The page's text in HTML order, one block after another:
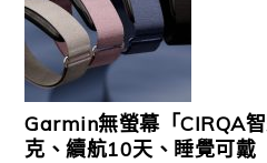
Garmin無螢幕「CIRQA
克、續航10天、睡覺可戴